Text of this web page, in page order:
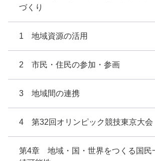
づくり
1 地域資源の活用
2 市民・住民の参加・参画
3 地域間の連携
4 第32回オリンピック競技東京大会
第4章 地域・国・世界をつくる国民